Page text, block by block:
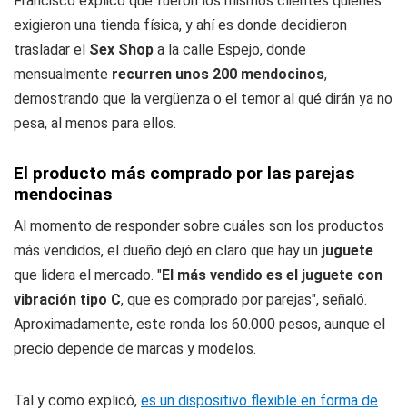
exigieron una tienda física, y ahí es donde decidieron
trasladar el Sex Shop a la calle Espejo, donde
mensualmente recurren unos 200 mendocinos,
demostrando que la vergüenza o el temor al qué dirán ya no
pesa, al menos para ellos.
El producto más comprado por las parejas
mendocinas
Al momento de responder sobre cuáles son los productos
más vendidos, el dueño dejó en claro que hay un juguete
que lidera el mercado. "El más vendido es el juguete con
vibración tipo C, que es comprado por parejas", señaló.
Aproximadamente, este ronda los 60.000 pesos, aunque el
precio depende de marcas y modelos.
Tal y como explicó, es un dispositivo flexible en forma de